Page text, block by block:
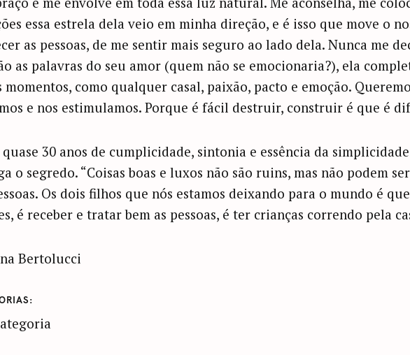
essa estrela dela veio em minha direção, e é isso que move o
as pessoas, de me sentir mais seguro ao lado dela. Nunca me
as palavras do seu amor (quem não se emocionaria?), ela
momentos, como qualquer casal, paixão, pacto e emoção.
e nos estimulamos. Porque é fácil destruir, construir é que é
quase 30 anos de cumplicidade, sintonia e essência da
o segredo. “Coisas boas e luxos não são ruins, mas não podem
Os dois filhos que nós estamos deixando para o mundo é
é receber e tratar bem as pessoas, é ter crianças correndo pela
Bertolucci